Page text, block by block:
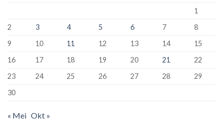
Bandung
Lulus
100%
1
2
3 4 5 6 7
8
9
10 11 12 13 14
15
16
17 18 19 20 21
22
23
24 25 26 27 28
29
30
« Mei Okt »